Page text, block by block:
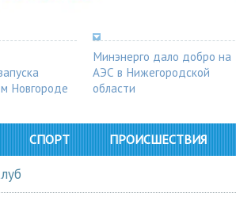
Новгороде
Минэнерго дало добро на
АЭС в Нижегородской
области
СПОРТ ПРОИСШЕСТВИЯ